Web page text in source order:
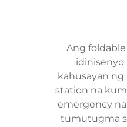
Ang
idinisenyo
kahusayan
station na
emergency
tumutugma